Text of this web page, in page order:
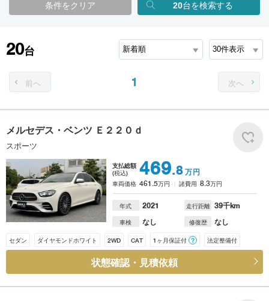
条件をクリア 20台を検索する
20台
前へ 1 次へ
メルセデス・ベンツ Ｅ２２０ｄ
スポーツ
支払総額
(税込)
469.8 万円
車両価格 461.5万円 諸費用 8.3万円
年式 2021 走行距離 39千km
車検 なし 修復歴 なし
セダン ダイヤモンドホワイト 2WD CAT 1ヶ月保証付 ？ 法定整備付
状態確認・見積依頼